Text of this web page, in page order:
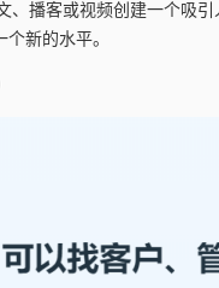
、播客或视频创建一个吸
新的水平。